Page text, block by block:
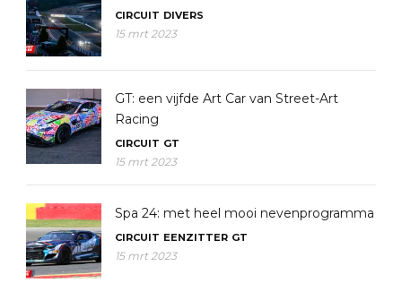
CIRCUIT DIVERS
15 mrt 2023
GT: een vijfde Art Car van Street-Art
Racing
CIRCUIT GT
15 mrt 2023
Spa 24: met heel mooi nevenprogramma
CIRCUIT EENZITTER GT
15 mrt 2023